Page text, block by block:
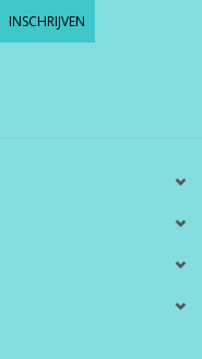
INSCHRIJVEN